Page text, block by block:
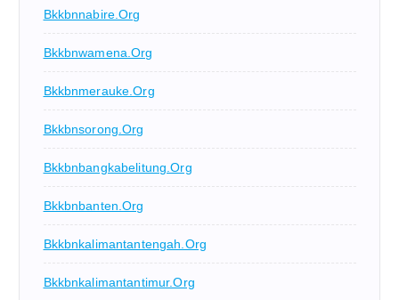
Bkkbnnabire.org
Bkkbnwamena.org
Bkkbnmerauke.org
Bkkbnsorong.org
Bkkbnbangkabelitung.org
Bkkbnbanten.org
Bkkbnkalimantantengah.org
Bkkbnkalimantantimur.org